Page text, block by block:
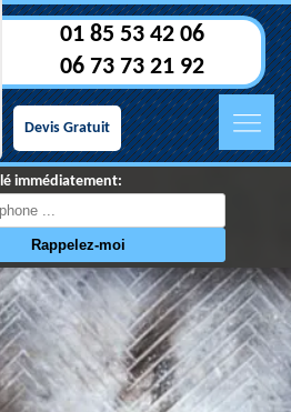
01 85 53 42 06
06 73 73 21 92
Devis Gratuit
immédiatement: